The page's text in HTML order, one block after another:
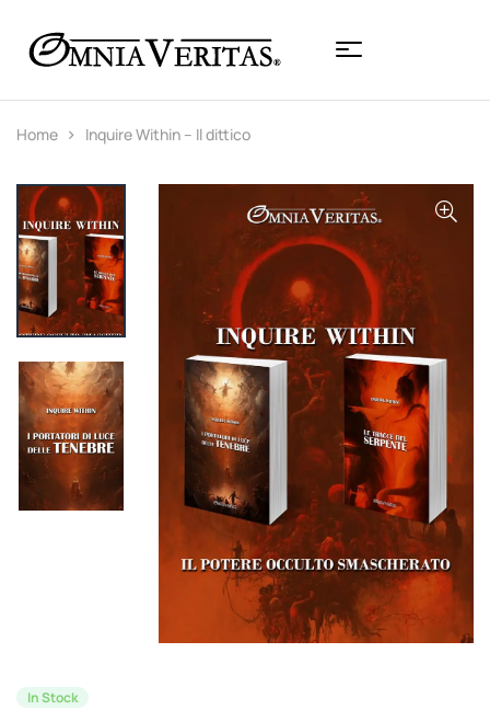
Home Inquire Within – Il dittico
In Stock